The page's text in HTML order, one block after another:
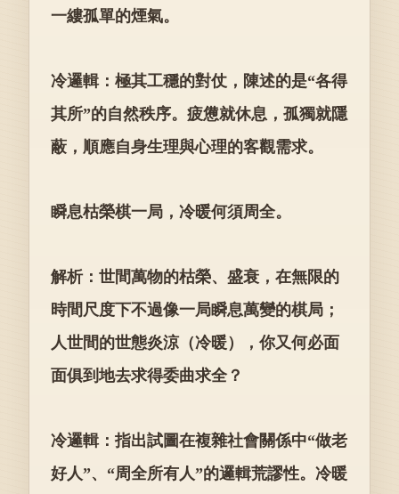
一縷孤單的煙氣。
冷邏輯：極其工穩的對仗，陳述的是“各得
其所”的自然秩序。疲憊就休息，孤獨就隱
蔽，順應自身生理與心理的客觀需求。
瞬息枯榮棋一局，冷暖何須周全。
解析：世間萬物的枯榮、盛衰，在無限的
時間尺度下不過像一局瞬息萬變的棋局；
人世間的世態炎涼（冷暖），你又何必面
面俱到地去求得委曲求全？
冷邏輯：指出試圖在複雜社會關係中“做老
好人”、“周全所有人”的邏輯荒謬性。冷暖